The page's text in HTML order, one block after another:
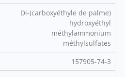
Di-(carboxyéthyle de palme)
hydroxyéthyl
méthylammonium
méthylsulfates
157905-74-3